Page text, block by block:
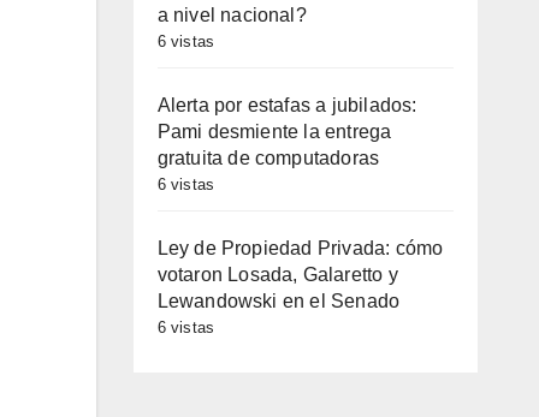
a nivel nacional?
6 vistas
Alerta por estafas a jubilados:
Pami desmiente la entrega
gratuita de computadoras
6 vistas
Ley de Propiedad Privada: cómo
votaron Losada, Galaretto y
Lewandowski en el Senado
6 vistas